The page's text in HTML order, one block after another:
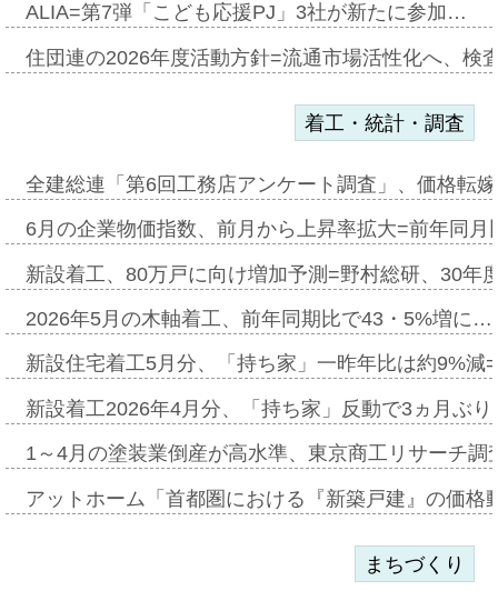
ALIA=第7弾「こども応援PJ」3社が新たに参加…
住団連の2026年度活動方針=流通市場活性化へ、検
着工・統計・調査
全建総連「第6回工務店アンケート調査」、価格転
6月の企業物価指数、前月から上昇率拡大=前年同
新設着工、80万戸に向け増加予測=野村総研、30年
2026年5月の木軸着工、前年同期比で43・5%増に…
新設住宅着工5月分、「持ち家」一昨年比は約9%
新設着工2026年4月分、「持ち家」反動で3ヵ月ぶ
1～4月の塗装業倒産が高水準、東京商工リサーチ
アットホーム「首都圏における『新築戸建』の価
まちづくり